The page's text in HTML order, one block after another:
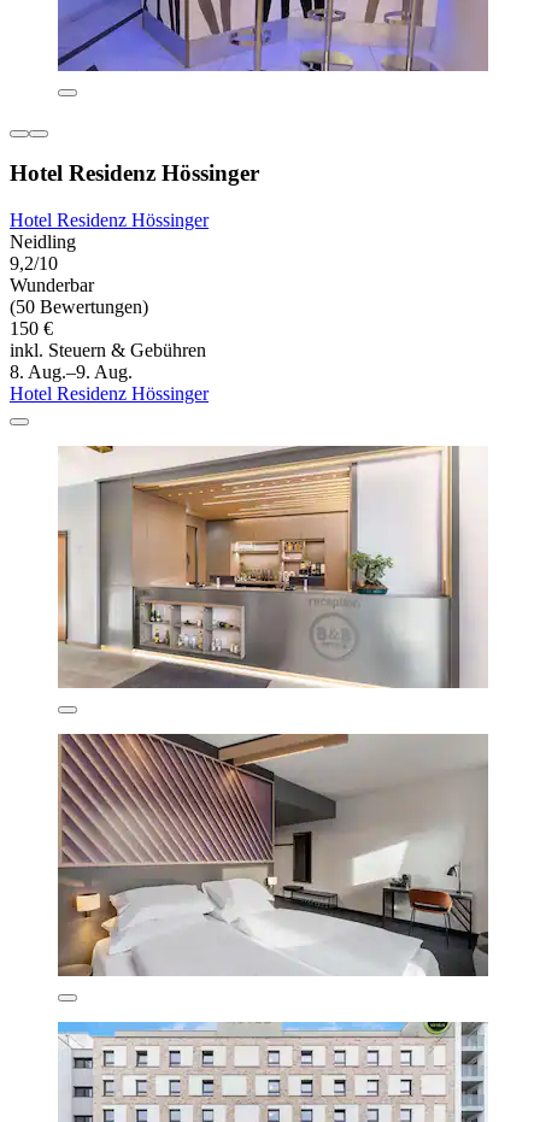
Hotel Residenz Hössinger
Hotel Residenz Hössinger
Neidling
9,2/10
Wunderbar
(50 Bewertungen)
150 €
inkl. Steuern & Gebühren
8. Aug.–9. Aug.
Hotel Residenz Hössinger